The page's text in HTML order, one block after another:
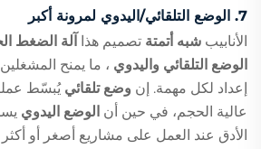
7.
الوضع التلقائي/اليدوي لمرونة أكبر
الأنابيب شبه أتمتة تصميم هذا آلة الضغط
الوضع التلقائي واليدوي ، ما يمنح
إعداد لكل مهمة. إن وضع تلقائييُبسّط
عالية الحجم، في حين أن الوضع اليدوي
الأدق عند العمل على مشاريع أصغر أو أكثر